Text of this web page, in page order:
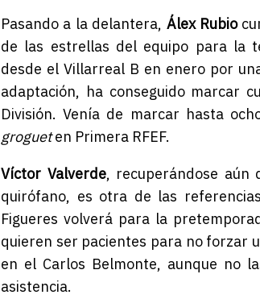
Pasando a la delantera, Álex Rubio
de las estrellas del equipo para la
desde el Villarreal B en enero por
adaptación, ha conseguido marcar
División. Venía de marcar hasta
grogueten Primera RFEF.
Víctor Valverde, recuperándose aún
quirófano, es otra de las
Figueres volverá para la
quieren ser pacientes para no forzar
en el Carlos Belmonte, aunque no
asistencia.